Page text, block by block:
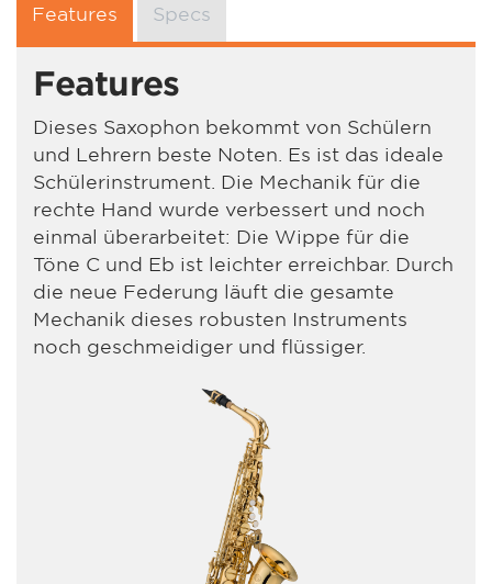
Features Specs
Features
Dieses Saxophon bekommt von Schülern
und Lehrern beste Noten. Es ist das ideale
Schülerinstrument. Die Mechanik für die
rechte Hand wurde verbessert und noch
einmal überarbeitet: Die Wippe für die
Töne C und Eb ist leichter erreichbar. Durch
die neue Federung läuft die gesamte
Mechanik dieses robusten Instruments
noch geschmeidiger und flüssiger.